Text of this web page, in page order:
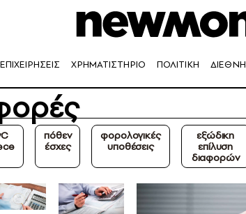
ΕΠΙΧΕΙΡΗΣΕΙΣ ΧΡΗΜΑΤΙΣΤΗΡΙΟ ΠΟΛΙΤΙΚΗ ΔΙΕΘΝΗ
πόθεν
έσχες
φορολογικές
υποθέσεις
εξώδικη
επίλυση
διαφορών